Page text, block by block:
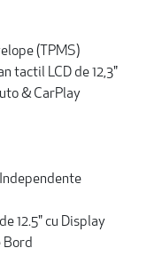
(TPMS)
tactil LCD de 12,3"
& CarPlay
12.5" cu Display
Bord